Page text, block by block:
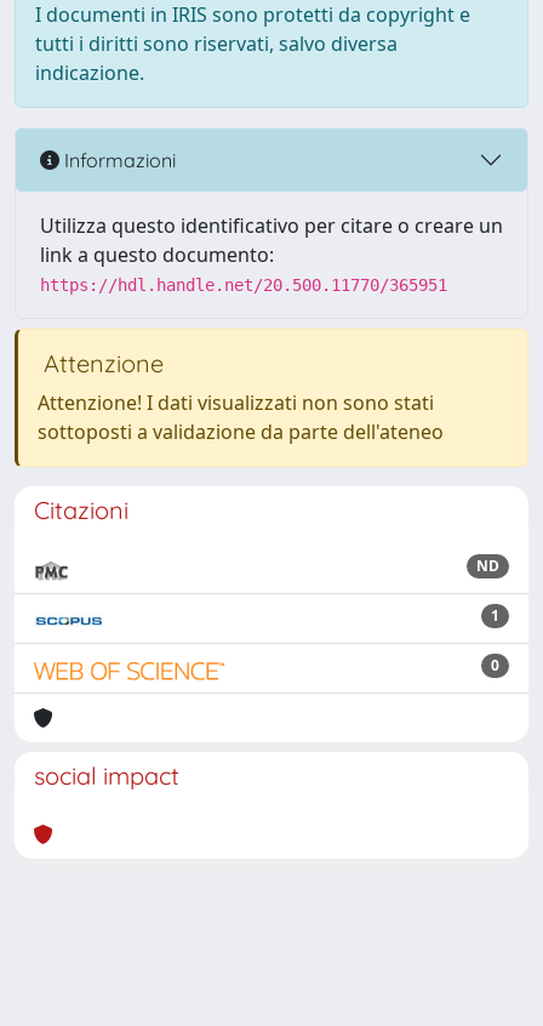
I documenti in IRIS sono protetti da copyright e
tutti i diritti sono riservati, salvo diversa
indicazione.
Informazioni
Utilizza questo identificativo per citare o creare un
link a questo documento:
https://hdl.handle.net/20.500.11770/365951
Attenzione
Attenzione! I dati visualizzati non sono stati
sottoposti a validazione da parte dell'ateneo
Citazioni
ND
1
0
social impact